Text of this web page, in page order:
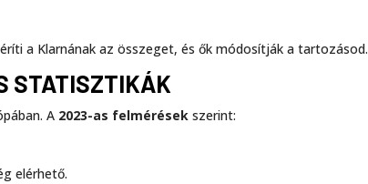
a Klarnának az összeget, és ők módosítják a tartozásod.
STATISZTIKÁK
A 2023-as felmérések szerint:
elérhető.